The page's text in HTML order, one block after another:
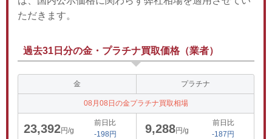
ただきます。
過去31日分の金・プラチナ買取価格（業者）
金 プラチナ
08月08日の金プラチナ買取相場
23,392円/g
前日比
-198円
9,288円/g
前日比
-187円